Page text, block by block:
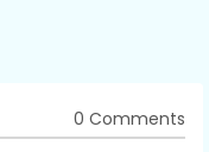
0 Comments